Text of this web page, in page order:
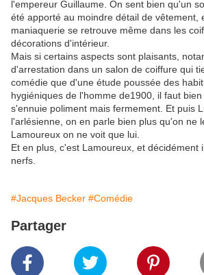
l'empereur Guillaume. On sent bien qu'un
été apporté au moindre détail de vêtement,
maniaquerie se retrouve même dans les
décorations d'intérieur.
Mais si certains aspects sont plaisants,
d'arrestation dans un salon de coiffure qui
comédie que d'une étude poussée des
hygiéniques de l'homme de1900, il faut
s'ennuie poliment mais fermement. Et puis
l'arlésienne, on en parle bien plus qu'on ne
Lamoureux on ne voit que lui.
Et en plus, c'est Lamoureux, et décidément
nerfs.
#Jacques Becker #Comédie
Partager